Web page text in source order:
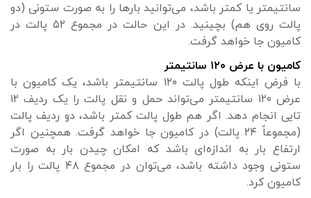
سانتیمتر یا کمتر باشد، می‌توانید بارها را به صورت ستونی (دو
پالت روی هم) بچینید. در این حالت در مجموع ۵۲ پالت در
کامیون جا خواهد گرفت.
کامیون با عرض ۱۲۰ سانتیمتر
با فرض اینکه طول پالت ۱۲۰ سانتیمتر باشد، یک کامیون با
عرض ۱۲۰ سانتیمتر می‌تواند حمل و نقل پالت را یک ردیف ۱۲
تایی انجام دهد. اگر هم طول پالت کمتر باشد، دو ردیف پالت
(مجموعاً ۲۴ پالت) در کامیون جا خواهد گرفت. همچنین اگر
ارتفاع بار به اندازه‌ای باشد که امکان چیدن بار به صورت
ستونی وجود داشته باشد، می‌توان در مجموع ۴۸ پالت را بار
کامیون کرد.